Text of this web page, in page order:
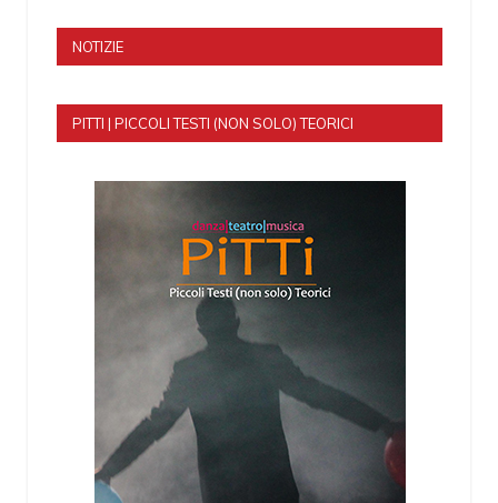
NOTIZIE
PITTI | PICCOLI TESTI (NON SOLO) TEORICI